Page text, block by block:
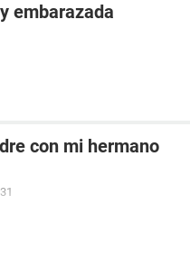
embarazada
con mi hermano